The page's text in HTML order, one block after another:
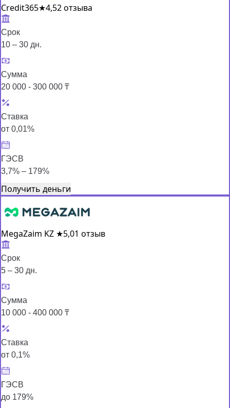
Credit365★4,52 отзыва
Срок
10 – 30 дн.
Сумма
20 000 - 300 000 ₸
Ставка
от 0,01%
ГЭСВ
3,7% – 179%
Получить деньги
MegaZaim KZ ★5,01 отзыв
Срок
5 – 30 дн.
Сумма
10 000 - 400 000 ₸
Ставка
от 0,1%
ГЭСВ
до 179%